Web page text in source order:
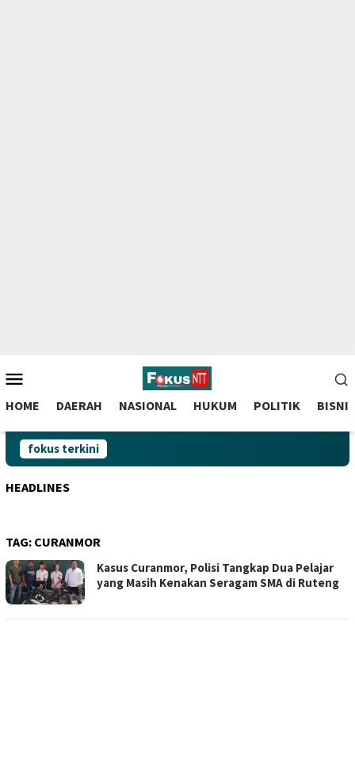
to
contentMobile
HOME DAERAH NASIONAL HUKUM POLITIK BISNIS
fokus terkini
HEADLINES
TAG: CURANMOR
Kasus Curanmor, Polisi Tangkap Dua Pelajar
yang Masih Kenakan Seragam SMA di Ruteng